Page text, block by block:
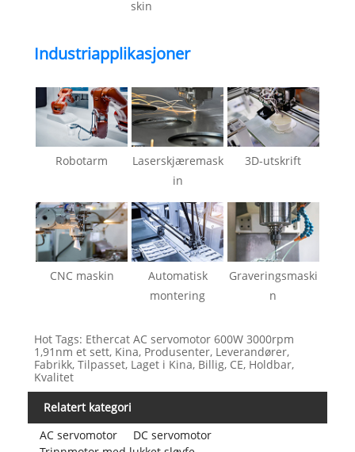
skin
Industriapplikasjoner
Robotarm
Laserskjæremask
in
3D-utskrift
CNC maskin
Automatisk
montering
Graveringsmaski
n
Hot Tags: Ethercat AC servomotor 600W 3000rpm
1,91nm et sett, Kina, Produsenter, Leverandører,
Fabrikk, Tilpasset, Laget i Kina, Billig, CE, Holdbar,
Kvalitet
Relatert kategori
AC servomotor
DC servomotor